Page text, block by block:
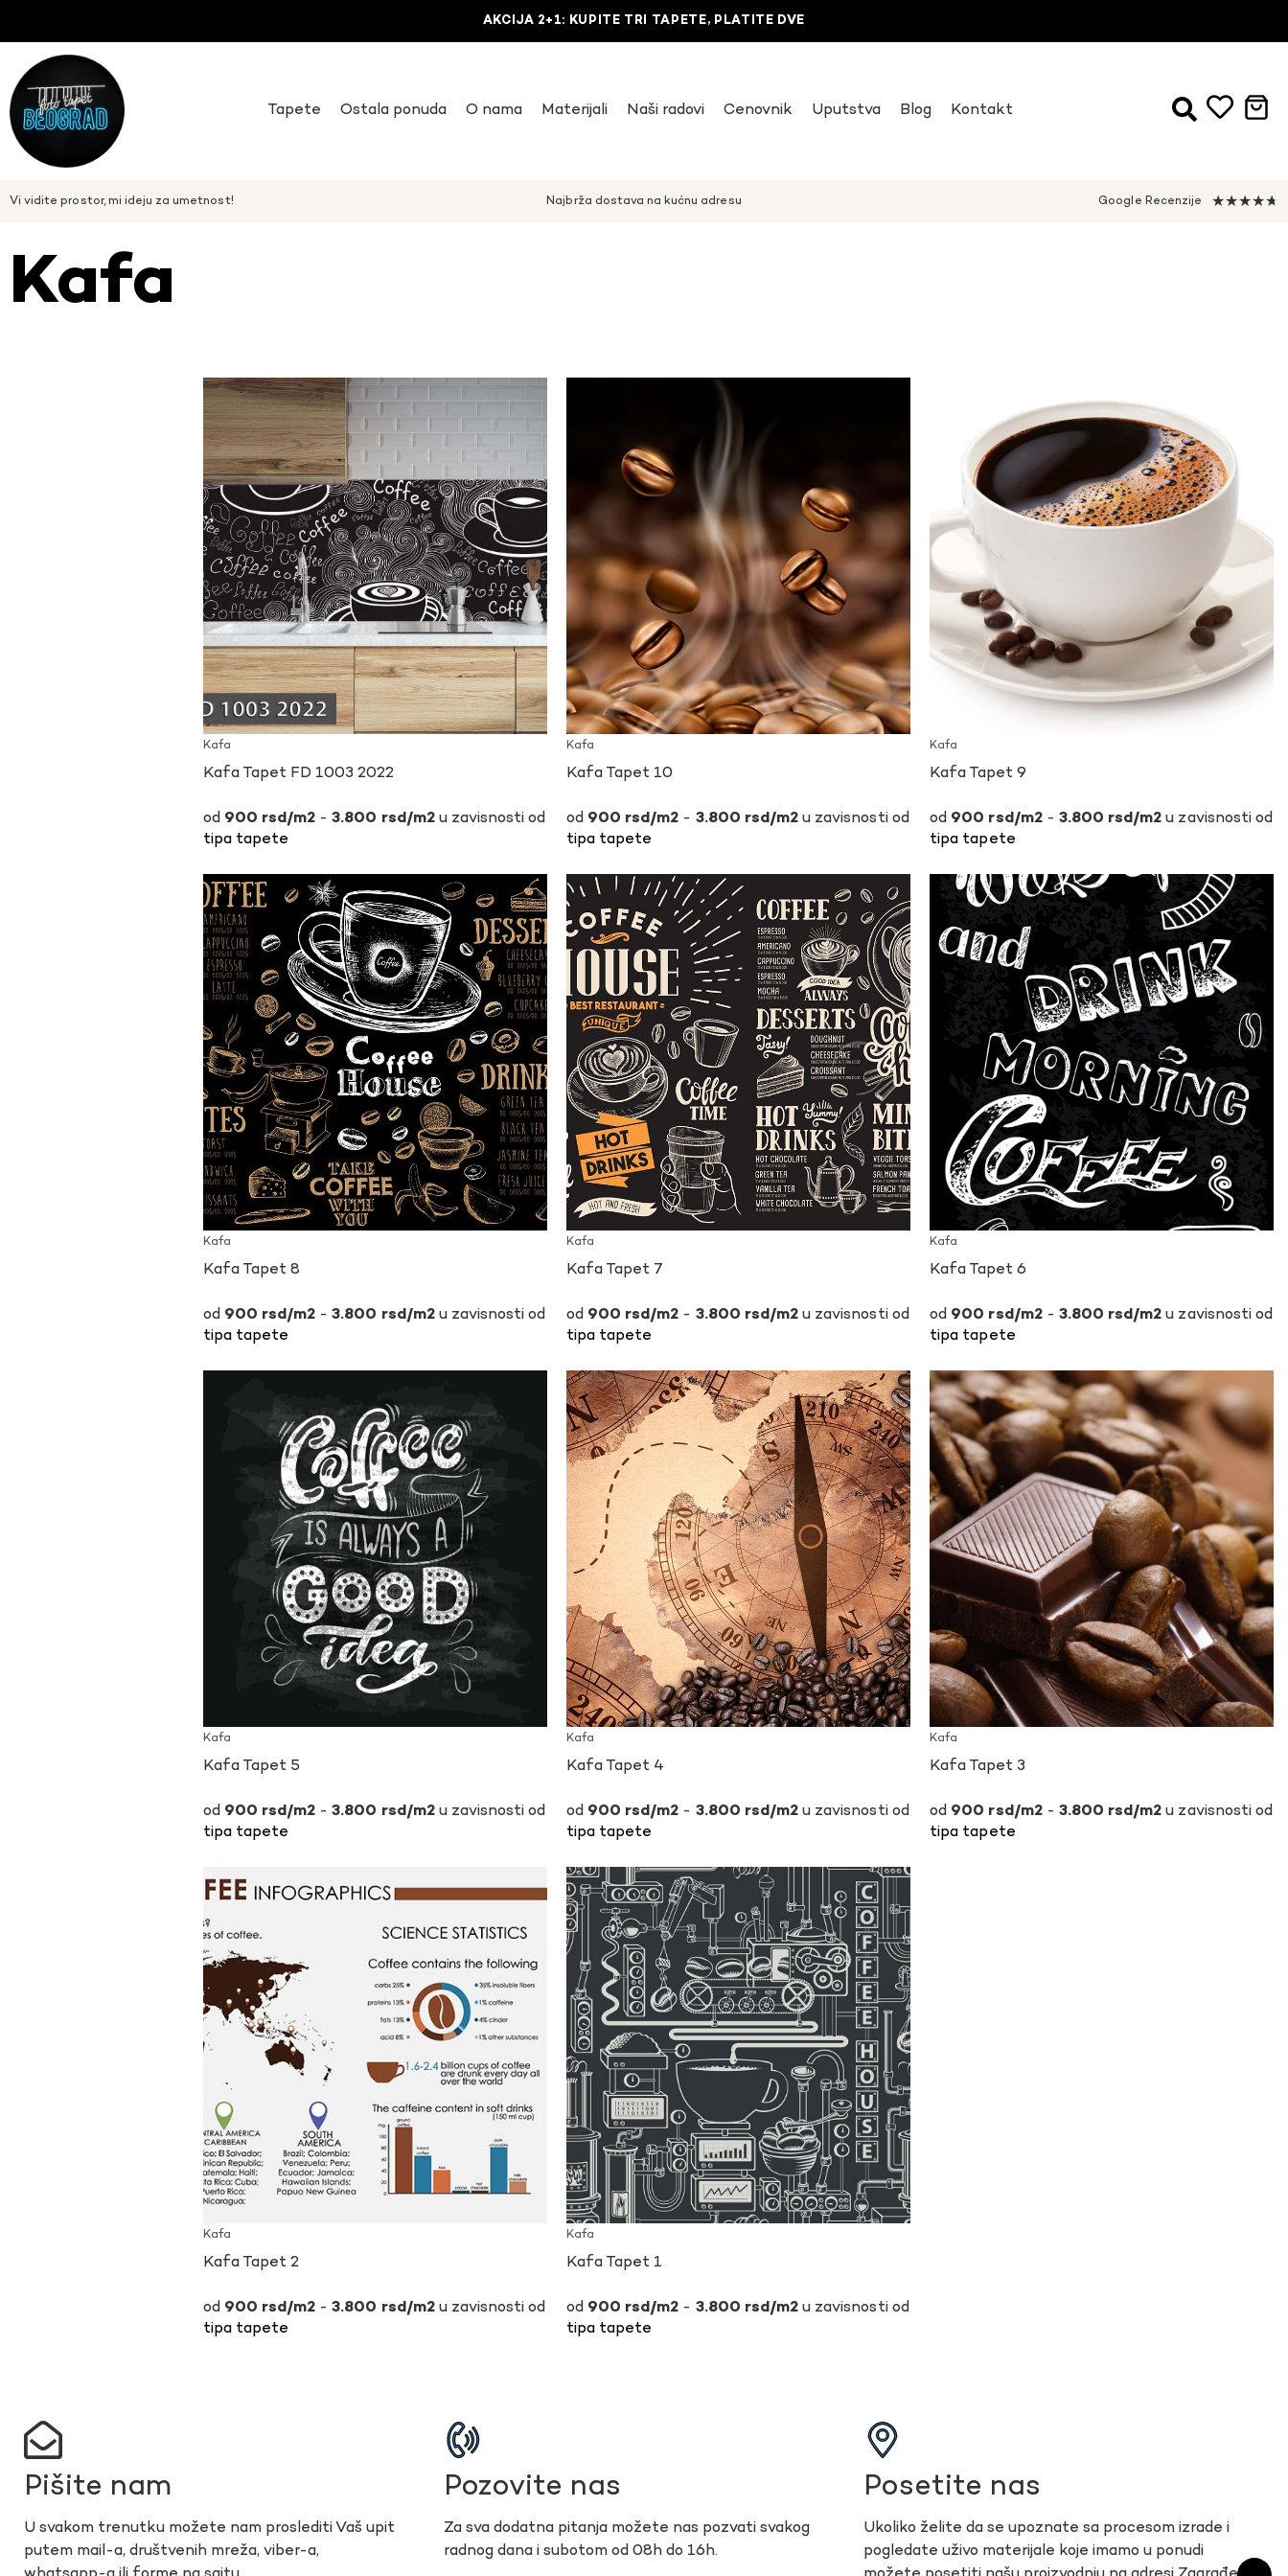
AKCIJA 2+1: KUPITE TRI TAPETE, PLATITE DVE
Tapete Ostala ponuda O nama Materijali Naši radovi Cenovnik Uputstva Blog Kontakt
Vi vidite prostor, mi ideju za umetnost! Najbrža dostava na kućnu adresu Google Recenzije ★★★★★
Kafa
Kafa
Kafa Tapet FD 1003 2022
900 rsd -3.800 rsd
u zavisnosti od
tipa tapete
Kafa
Kafa Tapet 10
900 rsd - 3.800 rsd
u zavisnosti od
tipa tapete
Kafa
Kafa Tapet 9
900 rsd - 3.800 rsd
u zavisnosti od
tipa tapete
Kafa
Kafa Tapet 8
900 rsd -3.800 rsd
u zavisnosti od
tipa tapete
Kafa
Kafa Tapet 7
900 rsd - 3.800 rsd
u zavisnosti od
tipa tapete
Kafa
Kafa Tapet 6
900 rsd - 3.800 rsd
u zavisnosti od
tipa tapete
Kafa
Kafa Tapet 5
900 rsd -3.800 rsd
u zavisnosti od
tipa tapete
Kafa
Kafa Tapet 4
900 rsd - 3.800 rsd
u zavisnosti od
tipa tapete
Kafa
Kafa Tapet 3
900 rsd - 3.800 rsd
u zavisnosti od
tipa tapete
Kafa
Kafa Tapet 2
900 rsd -3.800 rsd
u zavisnosti od
tipa tapete
Kafa
Kafa Tapet 1
900 rsd - 3.800 rsd
u zavisnosti od
tipa tapete
Pišite nam
U svakom trenutku možete nam proslediti Vaš upit
putem mail-a, društvenih mreža, viber-a,
Pozovite nas
Za sva dodatna pitanja možete nas pozvati svakog
radnog dana i subotom od 08h do 16h.
Posetite nas
Ukoliko želite da se upoznate sa procesom izrade i
pogledate uživo materijale koje imamo u ponudi